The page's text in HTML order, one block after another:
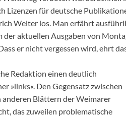
Lizenzen für deutsche
Welter los. Man erfährt
der aktuellen Ausgaben von
er nicht vergessen wird, ehrt
Redaktion einen deutlich
»links«. Den Gegensatz zwischen
Blättern der Weimarer
das zuweilen problematische